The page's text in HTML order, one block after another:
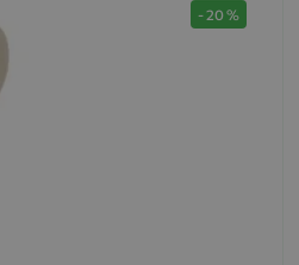
-20 %